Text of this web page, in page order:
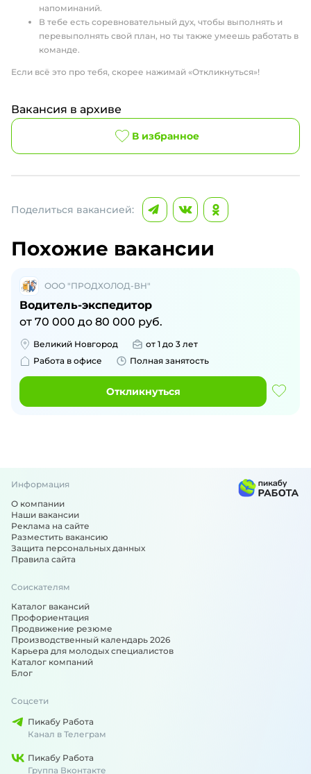
напоминаний.
В тебе есть соревновательный дух, чтобы выполнять и
перевыполнять свой план, но ты также умеешь работать в
команде.
Если всё это про тебя, скорее нажимай «Откликнуться»!
Вакансия в архиве
В избранное
Поделиться вакансией:
Похожие вакансии
ООО "ПРОДХОЛОД-ВН"
Водитель-экспедитор
от 70 000 до 80 000 руб.
Великий Новгород
от 1 до 3 лет
Работа в офисе
Полная занятость
Откликнуться
Информация
О компании
Наши вакансии
Реклама на сайте
Разместить вакансию
Защита персональных данных
Правила сайта
Соискателям
Каталог вакансий
Профориентация
Продвижение резюме
Производственный календарь 2026
Карьера для молодых специалистов
Каталог компаний
Блог
Соцсети
Пикабу Работа
Канал в Телеграм
Пикабу Работа
Группа Вконтакте